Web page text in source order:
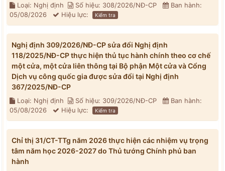
Loại: Nghị định Số hiệu: 308/2026/NĐ-CP
Ban hành:
05/08/2026
Hiệu lực: Kiểm tra
Nghị định 309/2026/NĐ-CP sửa đổi Nghị định
118/2025/NĐ-CP thực hiện thủ tục hành chính theo cơ chế
một cửa, một cửa liên thông tại Bộ phận Một cửa và Cổng
Dịch vụ công quốc gia được sửa đổi tại Nghị định
367/2025/NĐ-CP
Loại: Nghị định Số hiệu: 309/2026/NĐ-CP
Ban hành:
05/08/2026
Hiệu lực: Kiểm tra
Chỉ thị 31/CT-TTg năm 2026 thực hiện các nhiệm vụ trọng
tâm năm học 2026-2027 do Thủ tướng Chính phủ ban
hành